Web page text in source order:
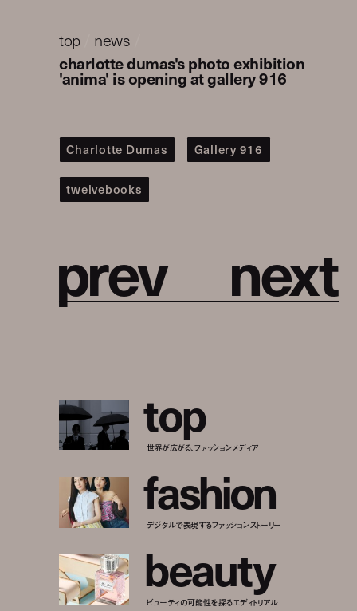
top/ news
charlotte dumas's photo exhibition
'anima' is opening at gallery 916
Charlotte Dumas Gallery 916
twelvebooks
prev next
top
世界が広がる、ファッションメディア
fashion
デジタルで表現するファッションストーリー
beauty
ビューティの可能性を探るエディトリアル